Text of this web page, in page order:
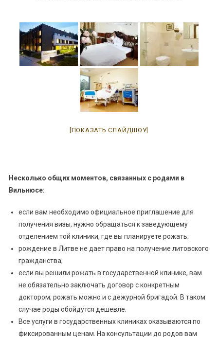
[ПОКАЗАТЬ СЛАЙДШОУ]
Несколько общих моментов, связанных с родами в
Вильнюсе:
если вам необходимо официальное приглашение для
получения визы, нужно обращаться к заведующему
отделением той клиники, где вы планируете рожать;
рождение в Литве не дает право на получение литовского
гражданства;
если вы решили рожать в государственной клинике, вам
не обязательно заключать договор с конкретным
доктором, рожать можно и с дежурной бригадой. В таком
случае роды обойдутся дешевле.
Все услуги в государственных клиниках оказываются по
фиксированным ценам. На консультации до родов вам